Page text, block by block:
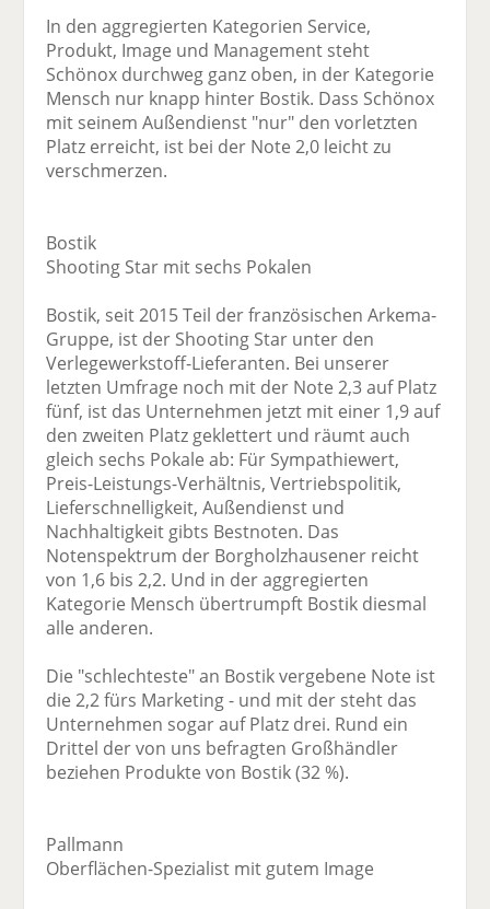
In den aggregierten Kategorien Service,
Produkt, Image und Management steht
Schönox durchweg ganz oben, in der Kategorie
Mensch nur knapp hinter Bostik. Dass Schönox
mit seinem Außendienst "nur" den vorletzten
Platz erreicht, ist bei der Note 2,0 leicht zu
verschmerzen.
Bostik
Shooting Star mit sechs Pokalen
Bostik, seit 2015 Teil der französischen Arkema-
Gruppe, ist der Shooting Star unter den
Verlegewerkstoff-Lieferanten. Bei unserer
letzten Umfrage noch mit der Note 2,3 auf Platz
fünf, ist das Unternehmen jetzt mit einer 1,9 auf
den zweiten Platz geklettert und räumt auch
gleich sechs Pokale ab: Für Sympathiewert,
Preis-Leistungs-Verhältnis, Vertriebspolitik,
Lieferschnelligkeit, Außendienst und
Nachhaltigkeit gibts Bestnoten. Das
Notenspektrum der Borgholzhausener reicht
von 1,6 bis 2,2. Und in der aggregierten
Kategorie Mensch übertrumpft Bostik diesmal
alle anderen.
Die "schlechteste" an Bostik vergebene Note ist
die 2,2 fürs Marketing - und mit der steht das
Unternehmen sogar auf Platz drei. Rund ein
Drittel der von uns befragten Großhändler
beziehen Produkte von Bostik (32 %).
Pallmann
Oberflächen-Spezialist mit gutem Image